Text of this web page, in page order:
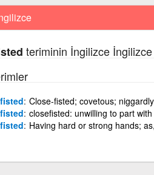
teriminin İngilizce
Close-fisted; covetous; niggardly
closefisted: unwilling to part
Having hard or strong hands;